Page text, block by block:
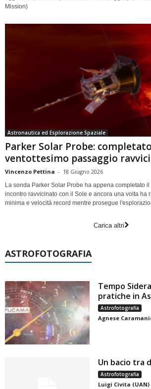
Mission)
Astronautica ed Esplorazione Spaziale
Parker Solar Probe:
ventottesimo passaggio
Vincenzo Pettina - 18 Giugno 2026
La sonda Parker Solar Probe ha appena completato
incontro ravvicinato con il Sole e ancora una volta ha
minima e velocità record mentre prosegue
Carica altri
ASTROFOTOGRAFIA
Tempo
pratiche in
Astrofotografia
Agnese
Un bacio tra
Astrofotografia
Luigi Civita (UAN)